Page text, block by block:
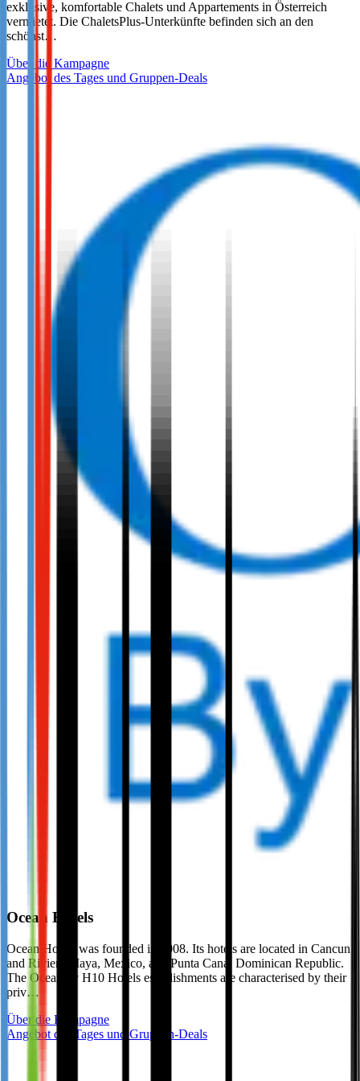
exklusive, komfortable Chalets und Appartements in Österreich
vermietet. Die ChaletsPlus-Unterkünfte befinden sich an den
schönst…
Über die Kampagne
Angebot des Tages und Gruppen-Deals
Ocean Hotels
Ocean Hotels was founded in 2008. Its hotels are located in Cancun
and Riviera Maya, Mexico, and Punta Cana, Dominican Republic.
The Ocean by H10 Hotels establishments are characterised by their
priv…
Über die Kampagne
Angebot des Tages und Gruppen-Deals